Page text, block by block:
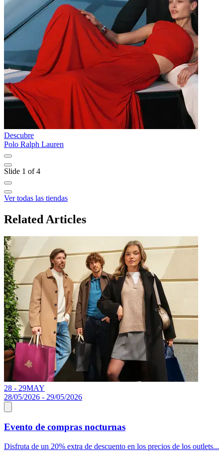
Descubre
Polo Ralph Lauren
Slide 1 of 4
Ver todas las tiendas
Related Articles
28 - 29MAY
28/05/2026 - 29/05/2026
Evento de compras nocturnas
Disfruta de un 20% extra de descuento en los precios de los outlets...